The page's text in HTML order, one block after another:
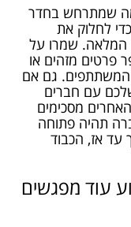
שמתרחש בחדר
לחלוק את
המלאה. שמרו על
פרטים מזהים או
המשתתפים. גם אם
עם חברים
מסכימים
תהיה פתוחה
עד אז, הכבוד
עוד מפגשים